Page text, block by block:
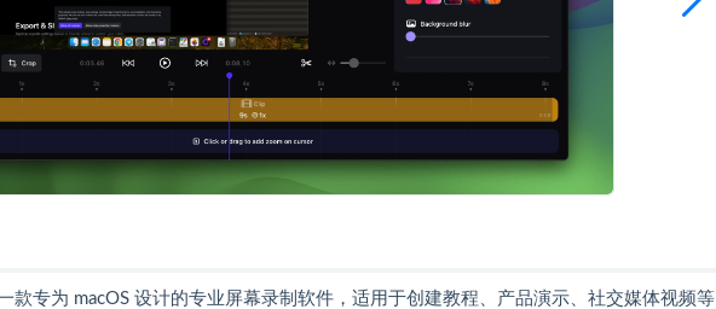
款专为 macOS 设计的专业屏幕录制软件，适用于创建教程、产品演示、社交媒体视频等